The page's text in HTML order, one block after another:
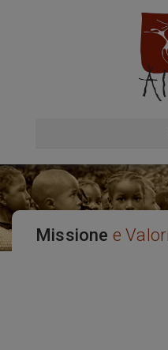
Missione e Valori